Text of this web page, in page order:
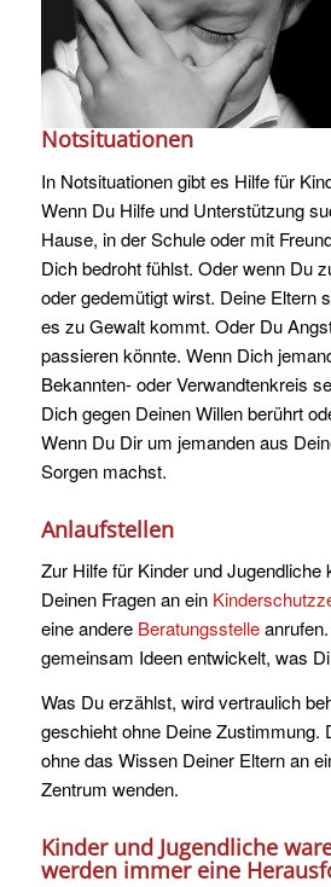
Notsituationen
In Notsituationen gibt es Hilfe für
Wenn Du Hilfe und Unterstützung
Hause, in der Schule oder mit
Dich bedroht fühlst. Oder wenn Du
oder gedemütigt wirst. Deine Eltern
es zu Gewalt kommt. Oder Du
passieren könnte. Wenn Dich
Bekannten- oder Verwandtenkreis
Dich gegen Deinen Willen berührt
Wenn Du Dir um jemanden aus
Sorgen machst.
Anlaufstellen
Zur Hilfe für Kinder und Jugendliche
Deinen Fragen an ein
eine andere Beratungsstelle
gemeinsam Ideen entwickelt, was
Was Du erzählst, wird vertraulich
geschieht ohne Deine Zustimmung.
ohne das Wissen Deiner Eltern an
Zentrum wenden.
Kinder und Jugendliche
werden immer eine